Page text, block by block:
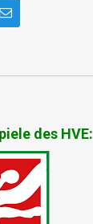
des HVE: